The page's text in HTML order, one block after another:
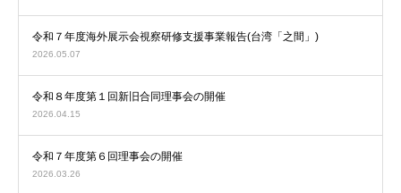
令和７年度海外展示会視察研修支援事業報告(台湾「之間」)
2026.05.07
令和８年度第１回新旧合同理事会の開催
2026.04.15
令和７年度第６回理事会の開催
2026.03.26